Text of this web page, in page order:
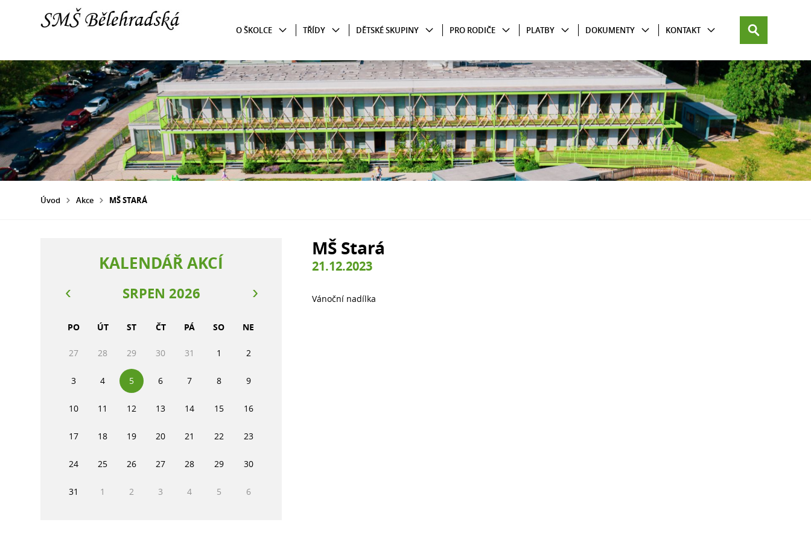
O ŠKOLCE TŘÍDY DĚTSKÉ SKUPINY PRO RODIČE PLATBY DOKUMENTY KONTAKT
Úvod Akce MŠ STARÁ
MŠ Stará
21.12.2023
Vánoční nadílka
KALENDÁŘ AKCÍ
SRPEN 2026
PO ÚT ST ČT PÁ SO NE
27 28 29 30 31 1 2
3 4 5 6 7 8 9
10 11 12 13 14 15 16
17 18 19 20 21 22 23
24 25 26 27 28 29 30
31 1 2 3 4 5 6